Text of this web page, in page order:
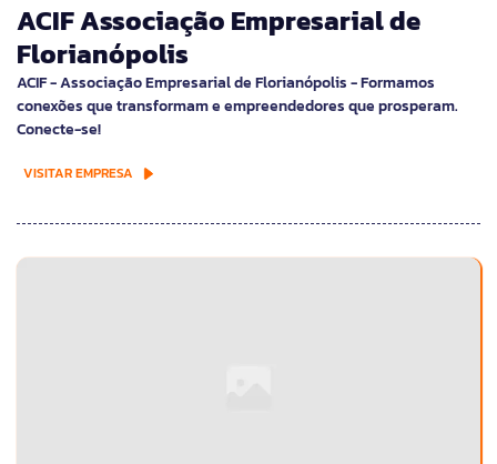
ACIF Associação Empresarial de
Florianópolis
ACIF - Associação Empresarial de Florianópolis - Formamos
conexões que transformam e empreendedores que prosperam.
Conecte-se!
VISITAR EMPRESA